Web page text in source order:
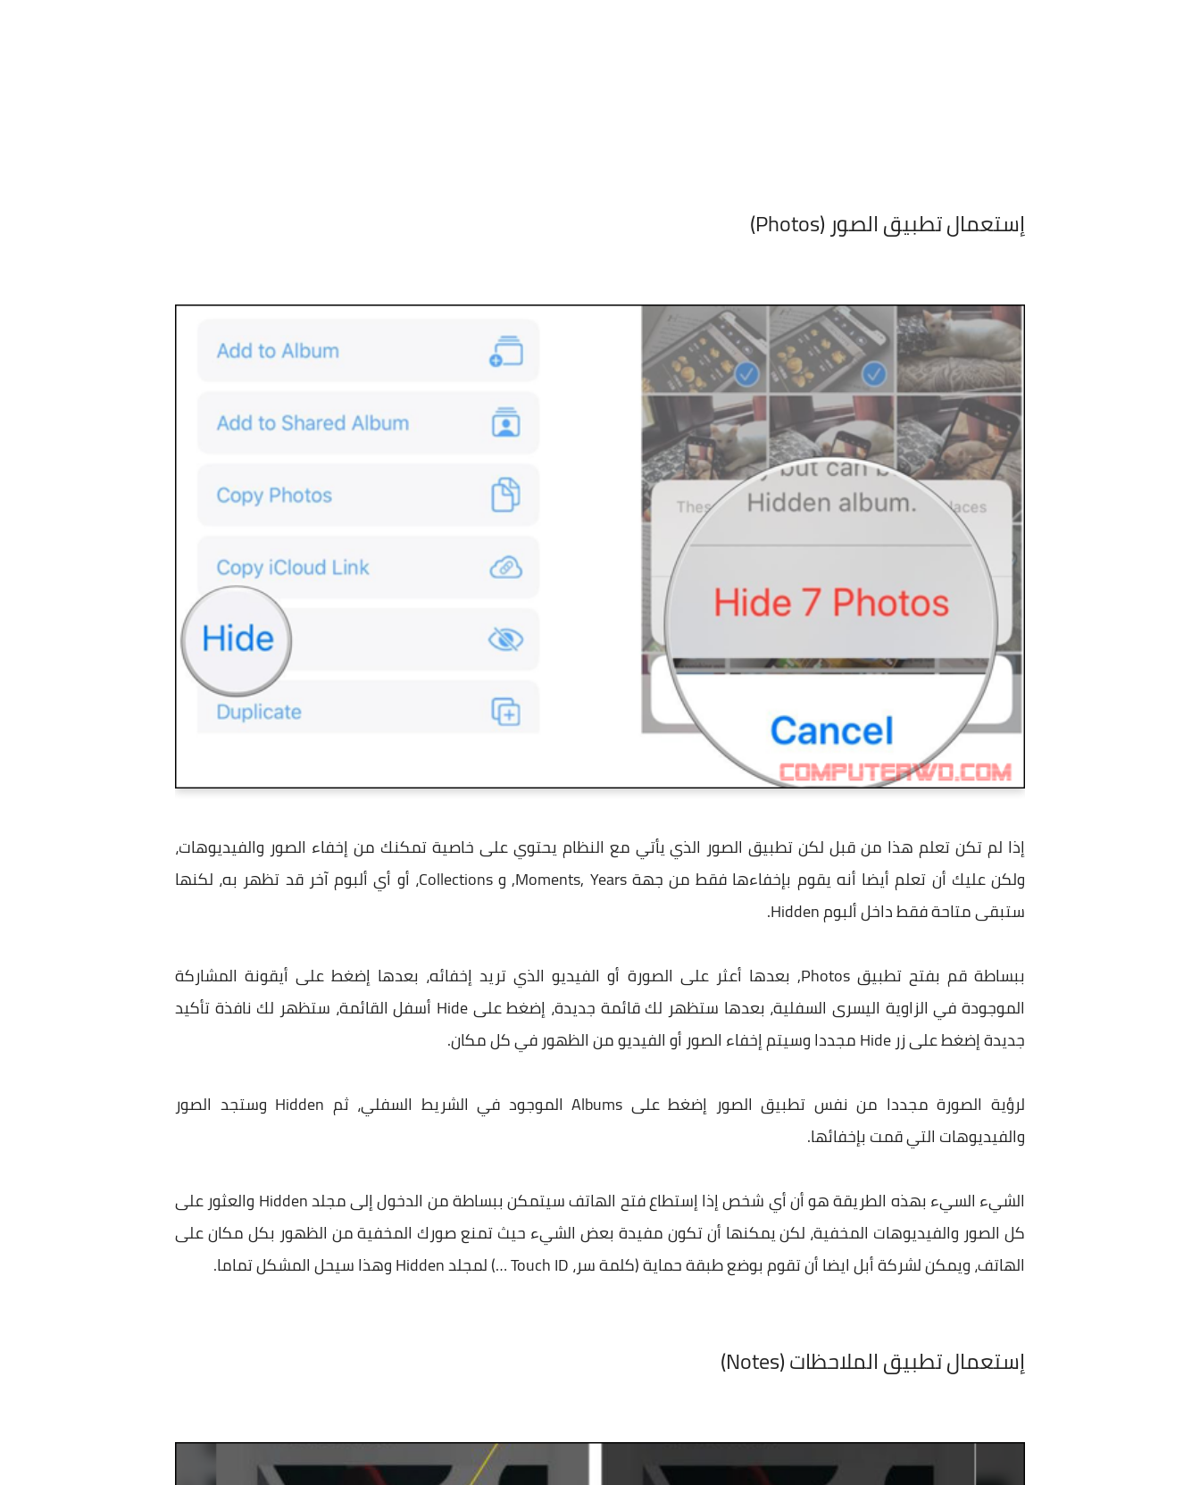
إستعمال تطبيق الصور (Photos)
إذا لم تكن تعلم هذا من قبل لكن تطبيق الصور الذي يأتي مع النظام يحتوي على خاصية تمكنك من إخفاء الصور والفيديوهات،
ولكن عليك أن تعلم أيضا أنه يقوم بإخفاءها فقط من جهة Moments, Years, و Collections، أو أي ألبوم آخر قد تظهر به، لكنها
ستبقى متاحة فقط داخل ألبوم Hidden.
ببساطة قم بفتح تطبيق Photos, بعدها أعثر على الصورة أو الفيديو الذي تريد إخفائه، بعدها إضغط على أيقونة المشاركة
الموجودة في الزاوية اليسرى السفلية، بعدها ستظهر لك قائمة جديدة، إضغط على Hide أسفل القائمة، ستظهر لك نافذة تأكيد
جديدة إضغط على زر Hide مجددا وسيتم إخفاء الصور أو الفيديو من الظهور في كل مكان.
لرؤية الصورة مجددا من نفس تطبيق الصور إضغط على Albums الموجود في الشريط السفلي، ثم Hidden وستجد الصور
والفيديوهات التي قمت بإخفائها.
الشيء السيء بهذه الطريقة هو أن أي شخص إذا إستطاع فتح الهاتف سيتمكن ببساطة من الدخول إلى مجلد Hidden والعثور على
كل الصور والفيديوهات المخفية، لكن يمكنها أن تكون مفيدة بعض الشيء حيث تمنع صورك المخفية من الظهور بكل مكان على
الهاتف، ويمكن لشركة أبل ايضا أن تقوم بوضع طبقة حماية (كلمة سر، Touch ID …) لمجلد Hidden وهذا سيحل المشكل تماما.
إستعمال تطبيق الملاحظات (Notes)